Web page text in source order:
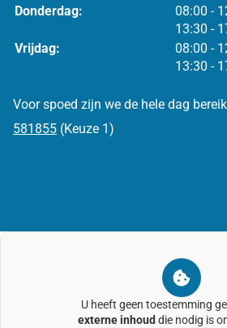
Donderdag:
08:00 tot
-
13:30 tot
-
Vrijdag:
08:00 tot
-
13:30 tot
-
Voor spoed zijn we de hele dag
581855 (Keuze 1)
U heeft geen toestemming
externe inhoud die nodig is